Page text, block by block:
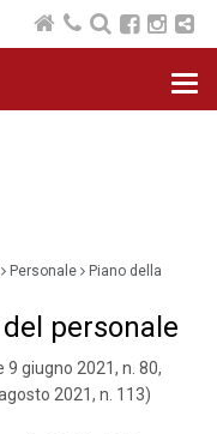
Personale
Piano della
personale
giugno 2021, n. 80,
2021, n. 113)